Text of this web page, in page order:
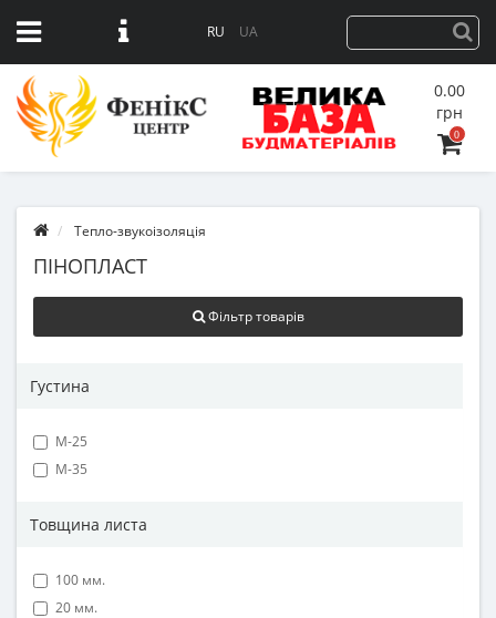
RU UA
0.00
грн
0
Тепло-звукоізоляція
ПІНОПЛАСТ
Фільтр товарів
Густина
М-25
М-35
Товщина листа
100 мм.
20 мм.